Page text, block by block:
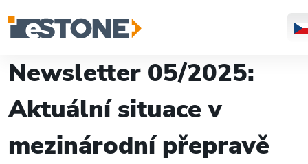
Newsletter 05/2025:
Aktuální situace v
mezinárodní přepravě